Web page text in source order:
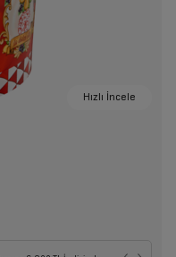
Hızlı İncele